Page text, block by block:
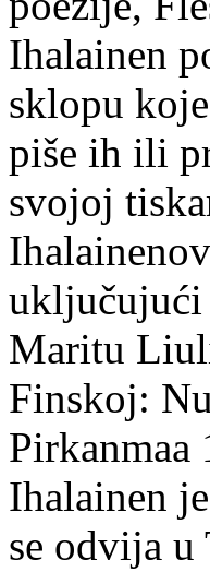
Ihalainen
sklopu
piše ih ili
svojoj
uključujući
Maritu
Finskoj:
Pirkanmaa
Ihalainen
se odvija u